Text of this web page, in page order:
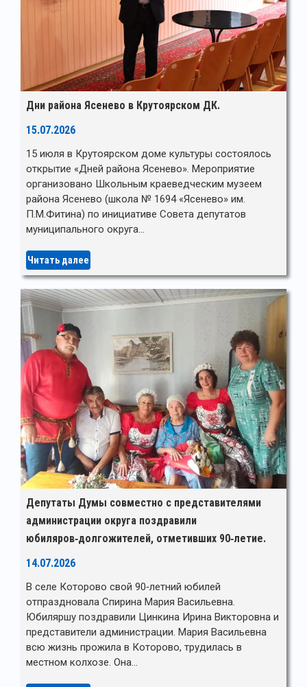
Дни района Ясенево в Крутоярском ДК.
15.07.2026
15 июля в Крутоярском доме культуры состоялось
открытие «Дней района Ясенево». Мероприятие
организовано Школьным краеведческим музеем
района Ясенево (школа № 1694 «Ясенево» им.
П.М.Фитина) по инициативе Совета депутатов
муниципального округа…
Читать далее
Депутаты Думы совместно с представителями
администрации округа поздравили
юбиляров‑долгожителей, отметивших 90‑летие.
14.07.2026
В селе Которово свой 90‑летний юбилей
отпраздновала Спирина Мария Васильевна.
Юбиляршу поздравили Цинкина Ирина Викторовна и
представители администрации. Мария Васильевна
всю жизнь прожила в Которово, трудилась в
местном колхозе. Она…